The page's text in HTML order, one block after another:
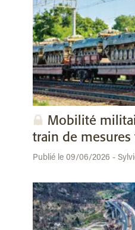
Mobilité
train de mesures
Publié le 09/06/2026 -